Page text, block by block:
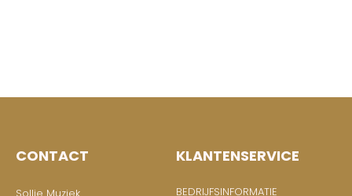
CONTACT KLANTENSERVICE
BEDRIJFSINFORMATIE